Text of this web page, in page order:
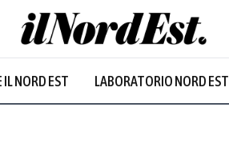
IL NORD EST LABORATORIO NORD EST